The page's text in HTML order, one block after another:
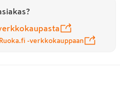
-verkkokauppaan